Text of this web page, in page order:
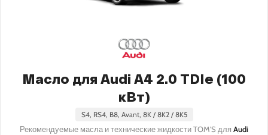
Масло для Audi A4 2.0 TDIe (100
кВт)
S4, RS4, B8, Avant, 8K / 8K2 / 8K5
Рекомендуемые масла и технические жидкости TOM'S для Audi